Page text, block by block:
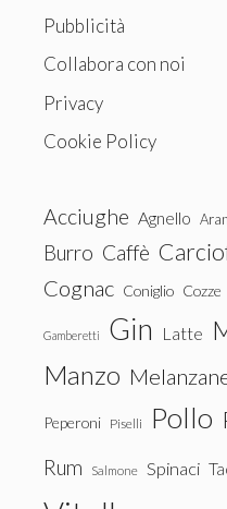
Pubblicità
Collabora con noi
Privacy
Cookie Policy
Acciughe Agnello
Burro Caffè
Cognac Coniglio Cozze
Gamberetti Gin Latte
Manzo
Peperoni Piselli Pollo
Rum Salmone Spinaci